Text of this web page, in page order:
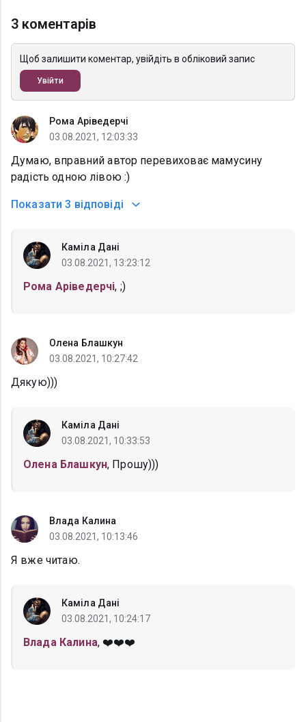
3 коментарів
Щоб залишити коментар, увійдіть в обліковий запис
Увійти
Рома Аріведерчі
03.08.2021, 12:03:33
Думаю, вправний автор перевиховає мамусину
радість одною лівою :)
Показати 3 відповіді
Каміла Дані
03.08.2021, 13:23:12
Рома Аріведерчі, ;)
Олена Блашкун
03.08.2021, 10:27:42
Дякую)))
Каміла Дані
03.08.2021, 10:33:53
Олена Блашкун, Прошу)))
Влада Калина
03.08.2021, 10:13:46
Я вже читаю.
Каміла Дані
03.08.2021, 10:24:17
Влада Калина, ❤️❤️❤️